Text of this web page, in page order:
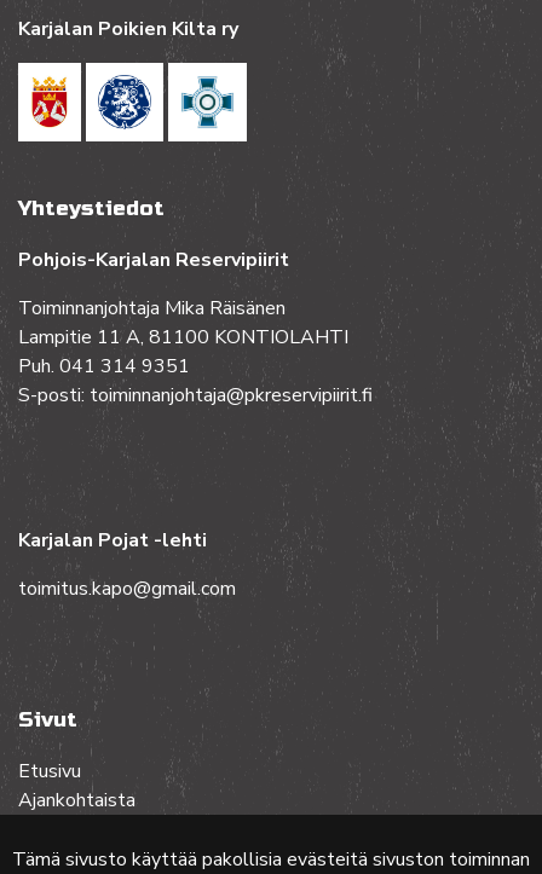
Tämä sivusto käyttää pakollisia evästeitä sivuston toiminnan
Karjalan Poikien Kilta ry
Yhteystiedot
Pohjois-Karjalan Reservipiirit
Toiminnanjohtaja Mika Räisänen
Lampitie 11 A, 81100 KONTIOLAHTI
Puh. 041 314 9351
S-posti: toiminnanjohtaja@pkreservipiirit.fi
Karjalan Pojat -lehti
toimitus.kapo@gmail.com
Sivut
Etusivu
Ajankohtaista
Lehdet